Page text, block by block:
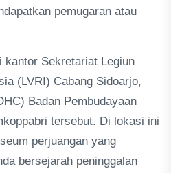
pemugaran atau
kantor Sekretariat Legiun
(LVRI) Cabang Sidoarjo,
Badan Pembudayaan
tersebut. Di lokasi ini
perjuangan yang
bersejarah peninggalan